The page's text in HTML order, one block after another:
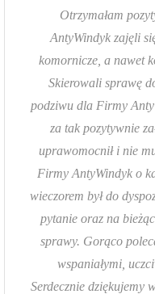
Otrzymałam
AntyWindyk zajęli
komornicze, a nawet
Skierowali sprawę
podziwu dla Firmy
za tak pozytywnie
uprawomocnił i nie
Firmy AntyWindyk o
wieczorem był do
pytanie oraz na
sprawy. Gorąco
wspaniałymi,
Serdecznie dziękujemy